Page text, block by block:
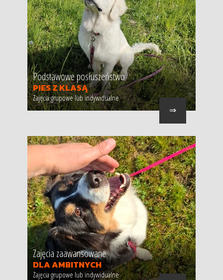
Zajęcia zaawansowane
DLA AMBITNYCH
Zajęcia grupowe lub indywidualne
⇒
Podstawowe posłuszeństwo
PIES Z KLASĄ
Zajęcia grupowe lub indywidualne